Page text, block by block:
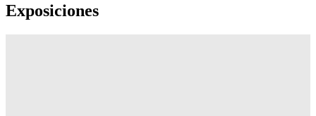
Exposiciones